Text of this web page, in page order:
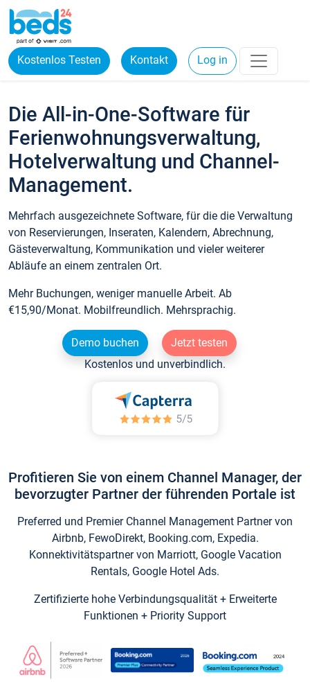
Kostenlos Testen Kontakt Log in
Die All-in-One-Software für
Ferienwohnungsverwaltung,
Hotelverwaltung und Channel-
Management.
Mehrfach ausgezeichnete Software, für die die Verwaltung
von Reservierungen, Inseraten, Kalendern, Abrechnung,
Gästeverwaltung, Kommunikation und vieler weiterer
Abläufe an einem zentralen Ort.
Mehr Buchungen, weniger manuelle Arbeit. Ab
€15,90/Monat. Mobilfreundlich. Mehrsprachig.
Demo buchen
Jetzt testen
Kostenlos und unverbindlich.
Profitieren Sie von einem Channel Manager, der
bevorzugter Partner der führenden Portale ist
Preferred und Premier Channel Management Partner von
Airbnb, FewoDirekt, Booking.com, Expedia.
Konnektivitätspartner von Marriott, Google Vacation
Rentals, Google Hotel Ads.
Zertifizierte hohe Verbindungsqualität + Erweiterte
Funktionen + Priority Support